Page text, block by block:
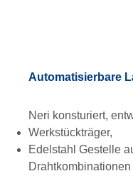
Automatisierbare
Neri konsturiert,
Werkstückträger,
Edelstahl Gestelle
Drahtkombinationen